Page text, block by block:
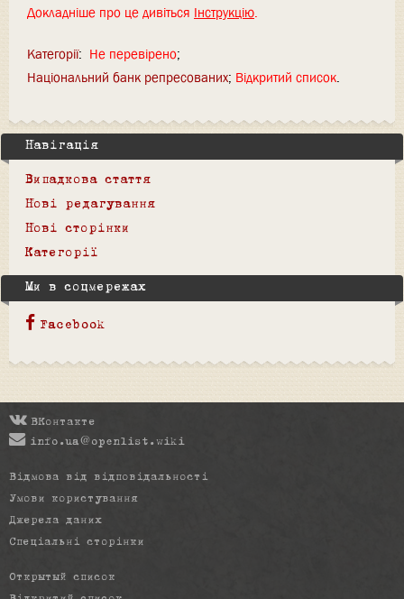
Докладніше про це дивіться Інструкцію.
Категорії: Не перевірено
Національний банк репресованих Відкритий список
Навігація
Випадкова стаття
Нові редагування
Нові сторінки
Категорії
Ми в соцмережах
Facebook
ВКонтакте
info.ua@openlist.wiki
Відмова від відповідальності
Умови користування
Джерела даних
Спеціальні сторінки
Открытый список